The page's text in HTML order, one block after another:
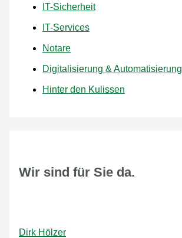
IT-Sicherheit
IT-Services
Notare
Digitalisierung & Automatisierung
Hinter den Kulissen
Wir sind für Sie da.
Dirk Hölzer